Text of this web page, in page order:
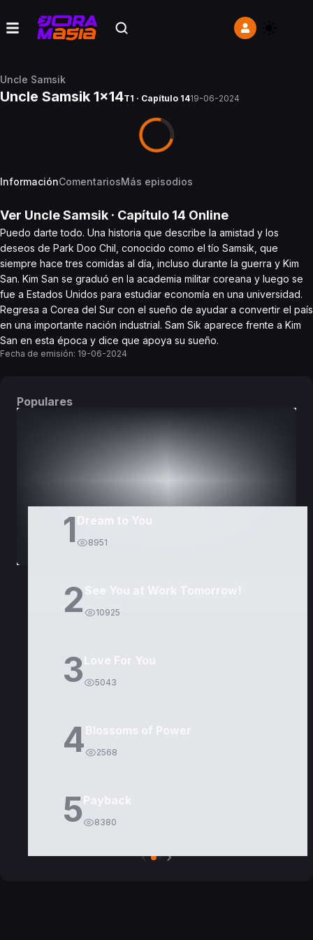
Uncle Samsik
Uncle Samsik 1x14T1 · Capítulo 1419-06-2024
InformaciónComentariosMás episodios
Ver Uncle Samsik · Capítulo 14 Online
Puedo darte todo. Una historia que describe la amistad y los
deseos de Park Doo Chil, conocido como el tío Samsik, que
siempre hace tres comidas al día, incluso durante la guerra y Kim
San. Kim San se graduó en la academia militar coreana y luego se
fue a Estados Unidos para estudiar economía en una universidad.
Regresa a Corea del Sur con el sueño de ayudar a convertir el país
en una importante nación industrial. Sam Sik aparece frente a Kim
San en esta época y dice que apoya su sueño.
Fecha de emisión: 19-06-2024
Populares
1 8951
2 10925
3 5043
4 2568
5 8380